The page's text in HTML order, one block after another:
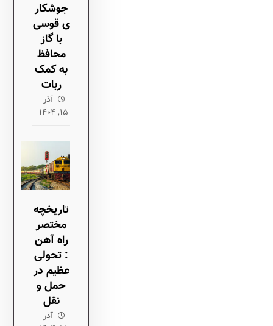
جوشکار
ی قوسی
با گاز
محافظ
به کمک
ربات
آذر
۱۵, ۱۴۰۴
تاریخچه
مختصر
راه آهن
: تحولی
عظیم در
حمل و
نقل
آذر